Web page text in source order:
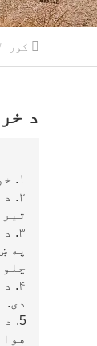
د
۱. خوندی او باثباته د قدم وهلو میکانیزم.
۲.
۳.
په
۴.
دی.
5.